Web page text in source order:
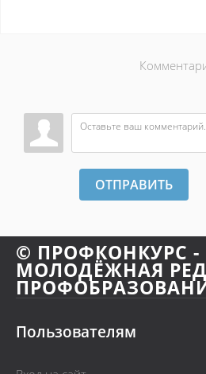
ОТПРАВИТЬ
© ПРОФКОНКУРС -
МОЛОДЁЖНАЯ
Пользователям